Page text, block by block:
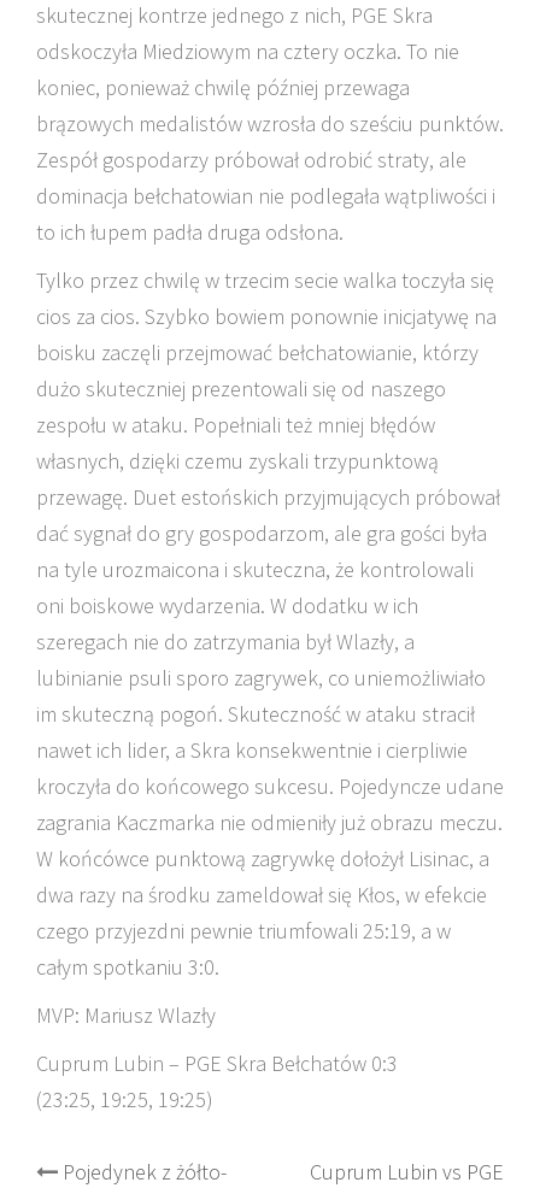
skutecznej kontrze jednego z nich, PGE Skra
odskoczyła Miedziowym na cztery oczka. To nie
koniec, ponieważ chwilę później przewaga
brązowych medalistów wzrosła do sześciu punktów.
Zespół gospodarzy próbował odrobić straty, ale
dominacja bełchatowian nie podlegała wątpliwości i
to ich łupem padła druga odsłona.
Tylko przez chwilę w trzecim secie walka toczyła się
cios za cios. Szybko bowiem ponownie inicjatywę na
boisku zaczęli przejmować bełchatowianie, którzy
dużo skuteczniej prezentowali się od naszego
zespołu w ataku. Popełniali też mniej błędów
własnych, dzięki czemu zyskali trzypunktową
przewagę. Duet estońskich przyjmujących próbował
dać sygnał do gry gospodarzom, ale gra gości była
na tyle urozmaicona i skuteczna, że kontrolowali
oni boiskowe wydarzenia. W dodatku w ich
szeregach nie do zatrzymania był Wlazły, a
lubinianie psuli sporo zagrywek, co uniemożliwiało
im skuteczną pogoń. Skuteczność w ataku stracił
nawet ich lider, a Skra konsekwentnie i cierpliwie
kroczyła do końcowego sukcesu. Pojedyncze udane
zagrania Kaczmarka nie odmieniły już obrazu meczu.
W końcówce punktową zagrywkę dołożył Lisinac, a
dwa razy na środku zameldował się Kłos, w efekcie
czego przyjezdni pewnie triumfowali 25:19, a w
całym spotkaniu 3:0.
MVP: Mariusz Wlazły
Cuprum Lubin – PGE Skra Bełchatów 0:3
(23:25, 19:25, 19:25)
Post
Pojedynek z żółto- Cuprum Lubin vs PGE